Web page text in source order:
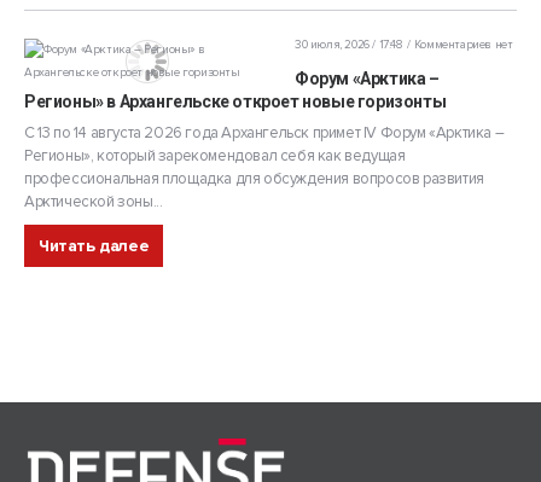
30 июля, 2026 / 17:48 Комментариев нет
Форум «Арктика –
Регионы» в Архангельске откроет новые горизонты
С 13 по 14 августа 2026 года Архангельск примет IV Форум «Арктика –
Регионы», который зарекомендовал себя как ведущая
профессиональная площадка для обсуждения вопросов развития
Арктической зоны...
Читать далее